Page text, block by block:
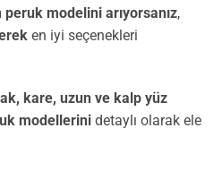
modelini arıyorsanız,
en iyi seçenekleri
kare, uzun ve kalp yüz
modellerini detaylı olarak ele